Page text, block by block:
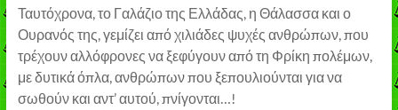
Ταυτόχρονα, το Γαλάζιο της Ελλάδας, η Θάλασσα και ο
Ουρανός της, γεμίζει από χιλιάδες ψυχές ανθρώπων, που
τρέχουν αλλόφρονες να ξεφύγουν από τη Φρίκη πολέμων,
με δυτικά όπλα, ανθρώπων που ξεπουλιούνται για να
σωθούν και αντ’ αυτού, πνίγονται…!